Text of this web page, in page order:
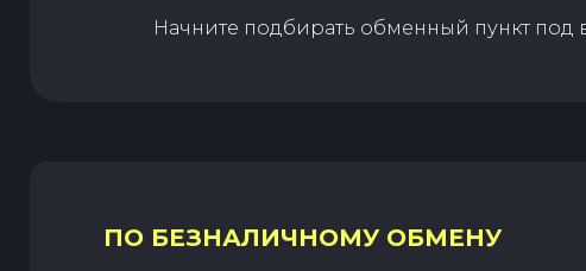
Начните подбирать обменный пункт под
ПО БЕЗНАЛИЧНОМУ ОБМЕНУ